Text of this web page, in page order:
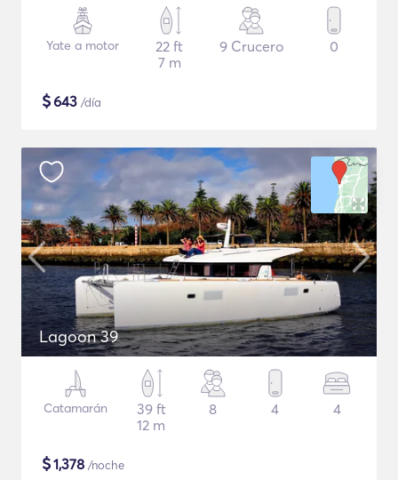
Yate a motor
22 ft
7 m
9 Crucero 0
$643 /día
Lagoon 39
Catamarán
39 ft
12 m
8 4 4
$1,378 /noche